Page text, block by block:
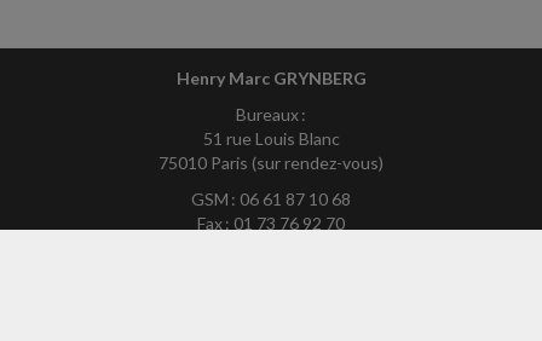
Henry Marc GRYNBERG
Bureaux :
51 rue Louis Blanc
75010 Paris (sur rendez-vous)
GSM : 06 61 87 10 68
Fax : 01 73 76 92 70